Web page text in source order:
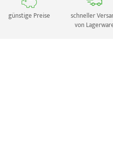
günstige Preise
schneller
von